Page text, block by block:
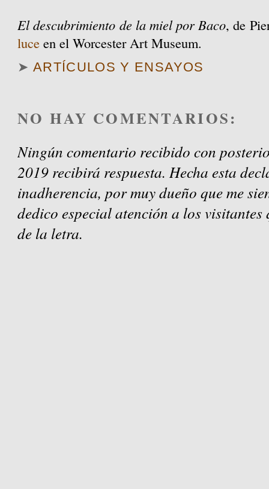
El descubrimiento de la miel por Baco, de
luce en el Worcester Art Museum.
➤ ARTÍCULOS Y ENSAYOS
NO HAY COMENTARIOS:
Ningún comentario recibido con
2019 recibirá respuesta. Hecha esta
inadherencia, por muy dueño que me
dedico especial atención a los
de la letra.